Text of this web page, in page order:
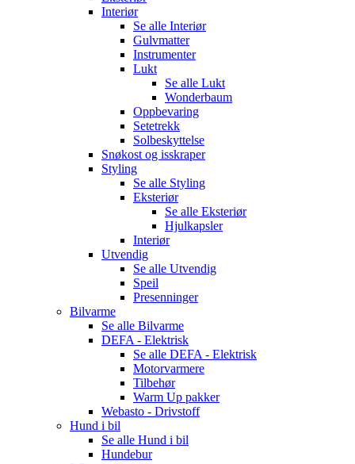
Interiør
Se alle Interiør
Gulvmatter
Instrumenter
Lukt
Se alle Lukt
Wonderbaum
Oppbevaring
Setetrekk
Solbeskyttelse
Snøkost og isskraper
Styling
Se alle Styling
Eksteriør
Se alle Eksteriør
Hjulkapsler
Interiør
Utvendig
Se alle Utvendig
Speil
Presenninger
Bilvarme
Se alle Bilvarme
DEFA - Elektrisk
Se alle DEFA - Elektrisk
Motorvarmere
Tilbehør
Warm Up pakker
Webasto - Drivstoff
Hund i bil
Se alle Hund i bil
Hundebur